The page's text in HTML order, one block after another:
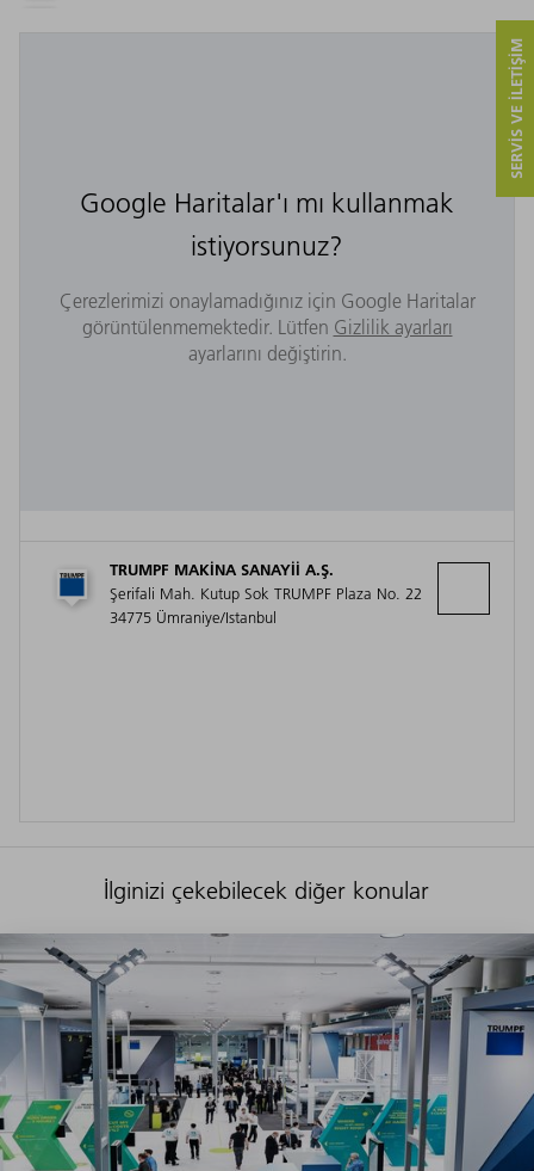
Google Haritalar'ı mı kullanmak
istiyorsunuz?
Çerezlerimizi onaylamadığınız için Google Haritalar
görüntülenmemektedir. Lütfen Gizlilik ayarları
ayarlarını değiştirin.
TRUMPF MAKINA SANAYII A.Ş.
Şerifali Mah. Kutup Sok TRUMPF Plaza No. 22
34775 Ümraniye/Istanbul
İlginizi çekebilecek diğer konular
SERVIS VE ILETIŞIM